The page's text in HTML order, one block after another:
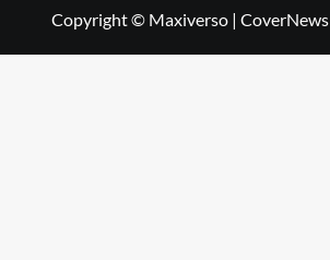
Copyright © Maxiverso | CoverNews